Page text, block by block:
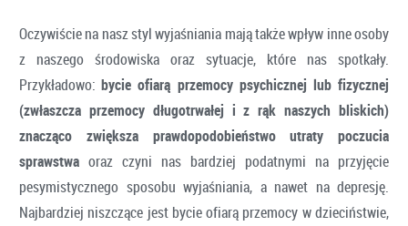
Oczywiście na nasz styl wyjaśniania mają także wpływ inne osoby
z naszego środowiska oraz sytuacje, które nas spotkały.
Przykładowo:bycie ofiarą przemocy psychicznej lub fizycznej
(zwłaszcza przemocy długotrwałej i z rąk naszych bliskich)
znacząco zwiększa prawdopodobieństwo utraty poczucia
sprawstwa oraz czyni nas bardziej podatnymi na przyjęcie
pesymistycznego sposobu wyjaśniania, a nawet na depresję.
Najbardziej niszczące jest bycie ofiarą przemocy w dzieciństwie,